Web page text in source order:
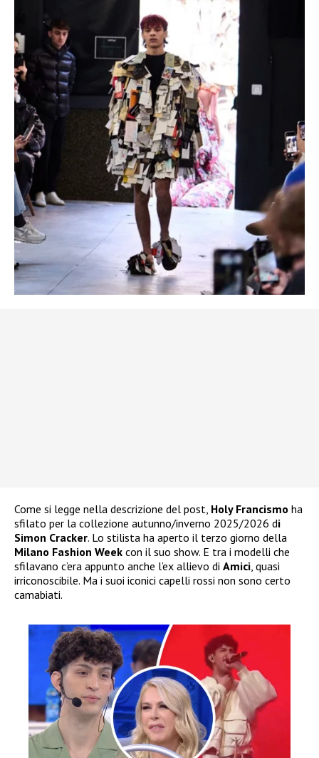
Come si legge nella descrizione del post, Holy Francismo ha
sfilato per la collezione autunno/inverno 2025/2026 di
Simon Cracker. Lo stilista ha aperto il terzo giorno della
Milano Fashion Week con il suo show. E tra i modelli che
sfilavano c’era appunto anche l’ex allievo di Amici, quasi
irriconoscibile. Ma i suoi iconici capelli rossi non sono certo
camabiati.